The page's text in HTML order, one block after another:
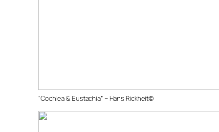
“Cochlea & Eustachia” – Hans Rickheit©